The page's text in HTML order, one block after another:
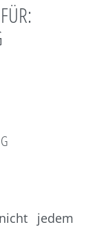
jedem